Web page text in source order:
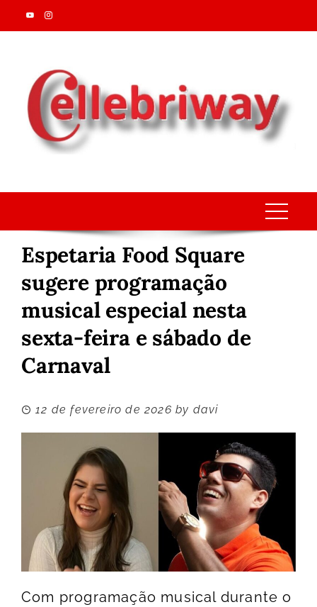
Skip
to
Espetaria Food Square
sugere programação
musical especial nesta
sexta-feira e sábado de
Carnaval
12 de fevereiro de 2026 by davi
Com programação musical durante o